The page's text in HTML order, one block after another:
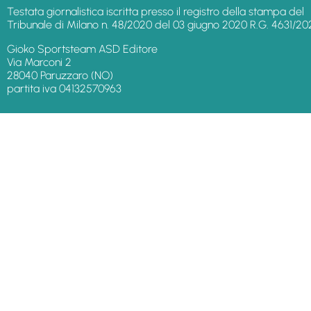
Testata giornalistica iscritta presso il registro della stampa del
Tribunale di Milano n. 48/2020 del 03 giugno 2020 R.G. 4631/
Gioko Sportsteam ASD Editore
Via Marconi 2
28040 Paruzzaro (NO)
partita iva 04132570963